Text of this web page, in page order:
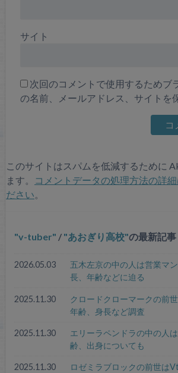
サイト
次回のコメントで使用するためブ
の名前、メールアドレス、サイトを
このサイトはスパムを低減するために
ます。
コメントデータの処理方法の詳
ださい
v-tuber / あおぎり高校 の最新記事
2026.05.03
五木左京の中の人は営業マ
長、年齢などに迫る
2025.11.30
クロードクローマークの前
年齢、身長など調査
2025.11.30
エリーラペンドラの中の人
齢、出身についても
2025.11.30
ロゼミラブロックの前世は